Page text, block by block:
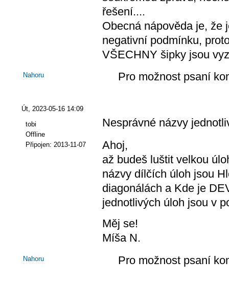
řešení....
Obecná nápověda je, že
negativní podmínku,
VŠECHNY šipky jsou
Nahoru Pro možnost psaní
Út, 2023-05-16 14:09
tobi
Offline
Připojen: 2013-11-07
Nesprávné názvy
Ahoj,
až budeš luštit velkou
názvy dílčích úloh jsou
diagonálách a Kde je
jednotlivých úloh jsou v
Měj se!
Míša N.
Nahoru Pro možnost psaní